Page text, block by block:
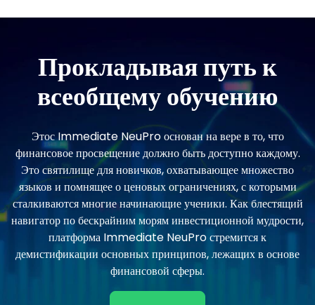
Прокладывая путь к
всеобщему обучению
Этос Immediate NeuPro основан на вере в то, что
финансовое просвещение должно быть доступно каждому.
Это святилище для новичков, охватывающее множество
языков и помнящее о ценовых ограничениях, с которыми
сталкиваются многие начинающие ученики. Как блестящий
навигатор по бескрайним морям инвестиционной мудрости,
платформа Immediate NeuPro стремится к
демистификации основных принципов, лежащих в основе
финансовой сферы.